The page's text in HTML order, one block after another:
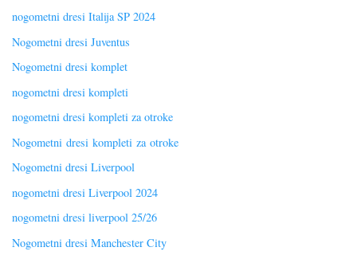
nogometni dresi Italija SP 2024
Nogometni dresi Juventus
Nogometni dresi komplet
nogometni dresi kompleti
nogometni dresi kompleti za otroke
Nogometni dresi kompleti za otroke
Nogometni dresi Liverpool
nogometni dresi Liverpool 2024
nogometni dresi liverpool 25/26
Nogometni dresi Manchester City